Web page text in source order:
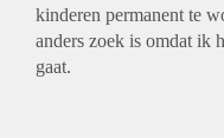
kinderen permanent te
anders zoek is omdat ik
gaat.